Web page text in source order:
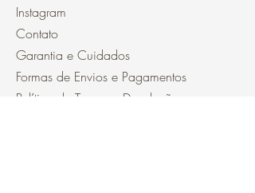
Instagram
Contato
Garantia e Cuidados
Formas de Envios e Pagamentos
Política de Trocas e Devoluções